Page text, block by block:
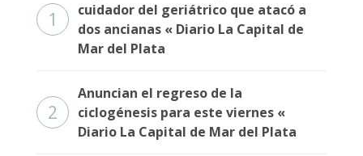
1
cuidador del geriátrico que atacó a
dos ancianas « Diario La Capital de
Mar del Plata
2
Anuncian el regreso de la
ciclogénesis para este viernes «
Diario La Capital de Mar del Plata